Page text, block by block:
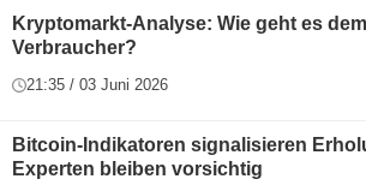
Kryptomarkt-Analyse: Wie geht es
Verbraucher?
21:35 / 03 Juni 2026
Bitcoin-Indikatoren signalisieren
Experten bleiben vorsichtig